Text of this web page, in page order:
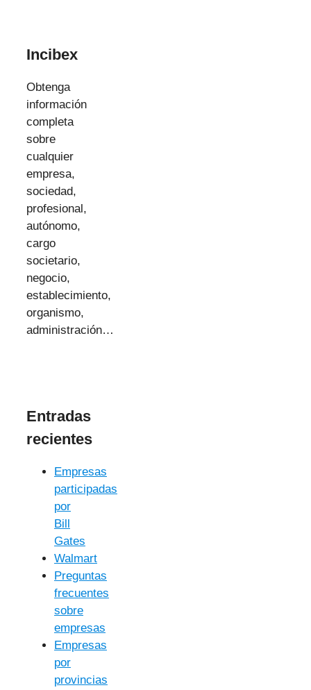
Incibex
Obtenga
información
completa
sobre
cualquier
empresa,
sociedad,
profesional,
autónomo,
cargo
societario,
negocio,
establecimiento,
organismo,
administración…
Entradas
recientes
Empresas
participadas
por
Bill
Gates
Walmart
Preguntas
frecuentes
sobre
empresas
Empresas
por
provincias